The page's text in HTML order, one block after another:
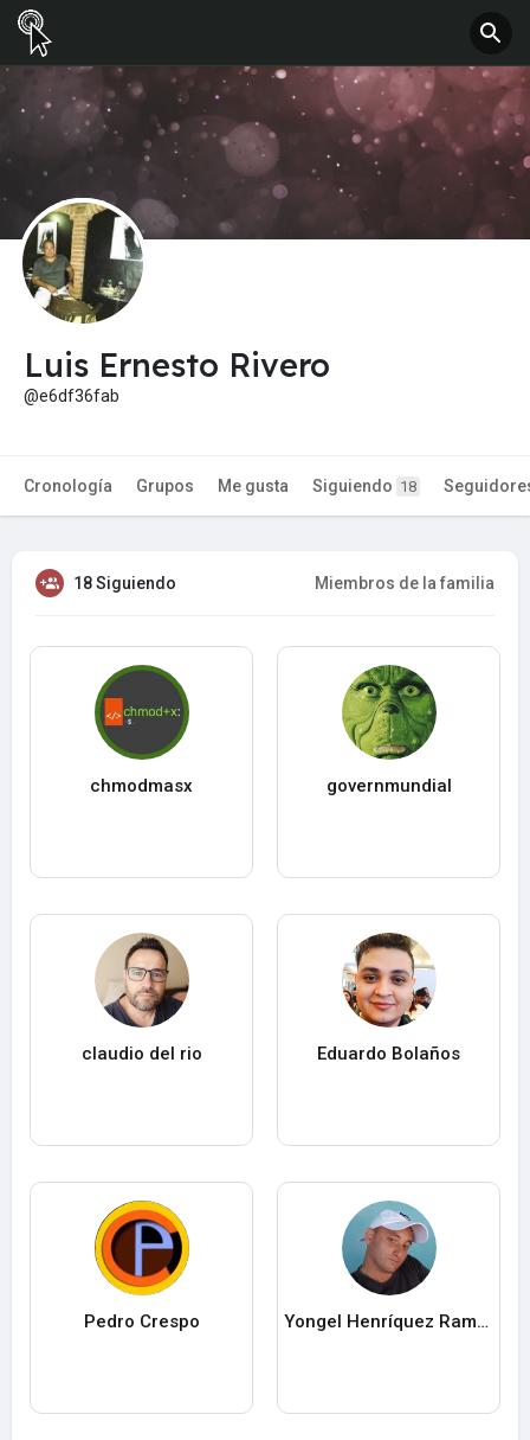
Luis Ernesto Rivero
@e6df36fab
Cronología Grupos Me gusta Siguiendo 18
18 Siguiendo Miembros de la familia
chmodmasx governmundial
claudio del rio Eduardo Bolaños
Pedro Crespo Yongel Henríquez Ramos